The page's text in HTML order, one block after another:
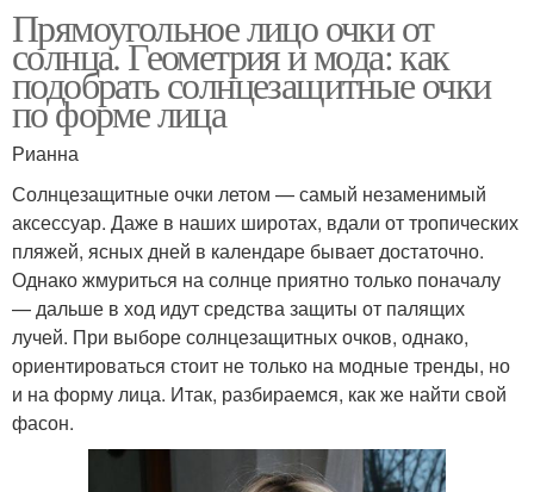
Прямоугольное лицо очки от
солнца. Геометрия и мода: как
подобрать солнцезащитные очки
по форме лица
Рианна
Солнцезащитные очки летом — самый незаменимый
аксессуар. Даже в наших широтах, вдали от тропических
пляжей, ясных дней в календаре бывает достаточно.
Однако жмуриться на солнце приятно только поначалу
— дальше в ход идут средства защиты от палящих
лучей. При выборе солнцезащитных очков, однако,
ориентироваться стоит не только на модные тренды, но
и на форму лица. Итак, разбираемся, как же найти свой
фасон.